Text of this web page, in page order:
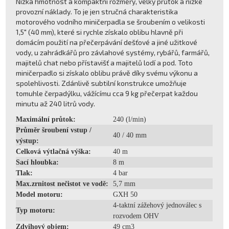
provozní náklady. To je jen stručná charakteristika
motorového vodního miničerpadla se šroubením o velikosti
1,5" (40 mm), které si rychle získalo oblibu hlavně při
domácím použití na přečerpávání dešťové a jiné užitkové
vody, u zahrádkářů pro závlahové systémy, rybářů, farmářů,
majitelů chat nebo přístavišť a majitelů lodí a pod. Toto
miničerpadlo si získalo oblibu právě díky svému výkonu a
spolehlivosti. Zdánlivě subtilní konstrukce umožňuje
tomuhle čerpadýlku, vážícímu cca 9 kg přečerpat každou
minutu až 240 litrů vody.
Maximální průtok:
240 (l/min)
Průměr šroubení vstup /
výstup:
40 / 40 mm
Celková výtlačná výška:
40 m
Sací hloubka:
8 m
Tlak:
4 bar
Max.zrnitost nečistot ve vodě:
5,7 mm
Model motoru:
GXH 50
Typ motoru:
4-taktní zážehový jednoválec s
rozvodem OHV
Zdvihový objem:
49 cm3